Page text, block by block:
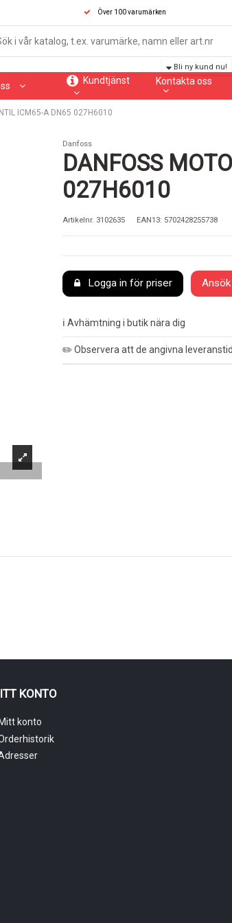
Över 100 varumärken
Kundtjänst Kontakta oss
Bli ny kund nu!
ICM65-A DN65 027H6010
Danfoss
DANFOSS
027H6010
Artikelnr. 3102635 EAN13: 5702428255738
Logga in för priser
ℹ️ Avhämtning i butik nära dig
✏️ Observera att de angivna
KONTO
Mitt konto